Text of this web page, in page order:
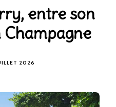
entre son
Champagne
2026